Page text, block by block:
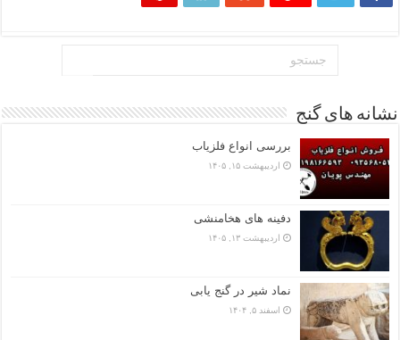
نشانه های گنج
بررسی انواع فلزیاب
اردیبهشت ۱۵, ۱۴۰۵
دفینه های هخامنشی
اردیبهشت ۱۳, ۱۴۰۵
نماد شیر در گنج یابی
اسفند ۵, ۱۴۰۴